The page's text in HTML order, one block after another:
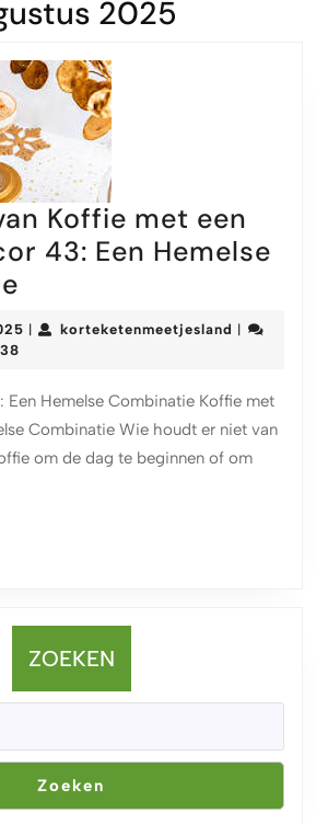
2025
Koffie met een
43: Een Hemelse
van
Koffie
een
Vleugje
22
korteketenmeetjesland
Een Hemelse Combinatie Koffie met
Combinatie Wie houdt er niet van
om de dag te beginnen of om
ZOEKEN
Zoeken